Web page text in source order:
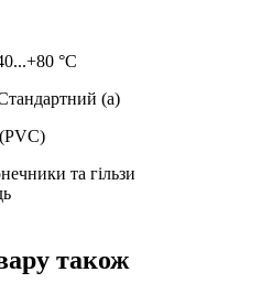
°C
(а)
та гільзи
також